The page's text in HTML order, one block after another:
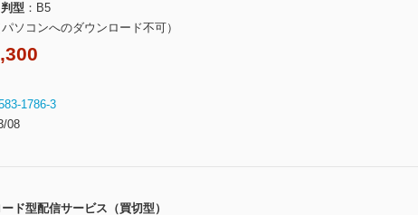
判型
B5
ソコンへのダウンロード不可）
1786-3
08
ド型配信サービス（買切型）